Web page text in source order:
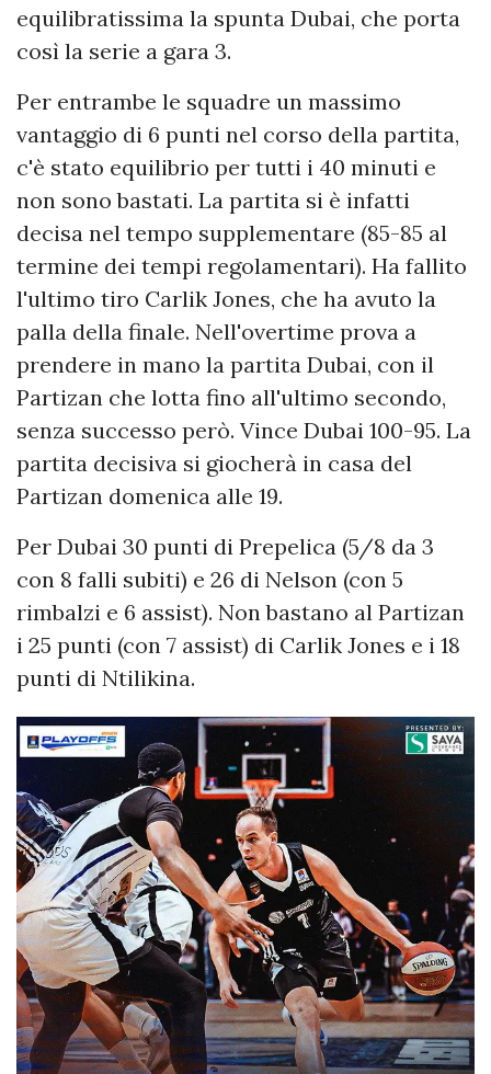
equilibratissima la spunta Dubai, che porta
così la serie a gara 3.
Per entrambe le squadre un massimo
vantaggio di 6 punti nel corso della partita,
c'è stato equilibrio per tutti i 40 minuti e
non sono bastati. La partita si è infatti
decisa nel tempo supplementare (85-85 al
termine dei tempi regolamentari). Ha fallito
l'ultimo tiro Carlik Jones, che ha avuto la
palla della finale. Nell'overtime prova a
prendere in mano la partita Dubai, con il
Partizan che lotta fino all'ultimo secondo,
senza successo però. Vince Dubai 100-95. La
partita decisiva si giocherà in casa del
Partizan domenica alle 19.
Per Dubai 30 punti di Prepelica (5/8 da 3
con 8 falli subiti) e 26 di Nelson (con 5
rimbalzi e 6 assist). Non bastano al Partizan
i 25 punti (con 7 assist) di Carlik Jones e i 18
punti di Ntilikina.